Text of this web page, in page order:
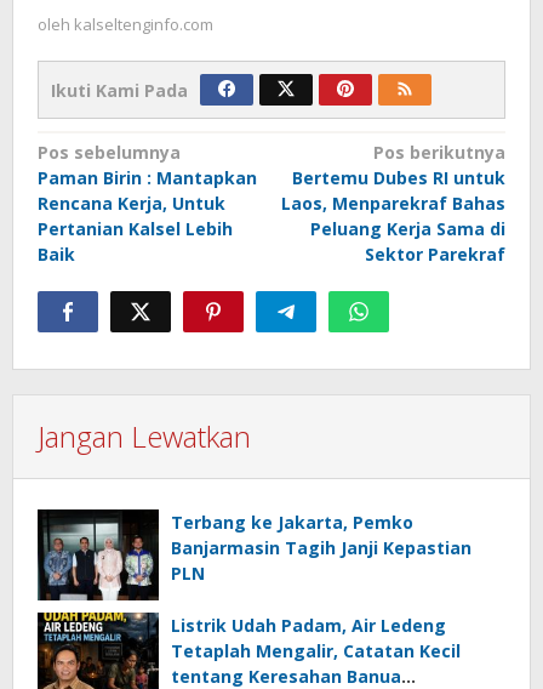
oleh kalseltenginfo.com
Ikuti Kami Pada
Navigasi
pos
Pos sebelumnya
Paman Birin : Mantapkan
Rencana Kerja, Untuk
Pertanian Kalsel Lebih
Baik
Pos berikutnya
Bertemu Dubes RI untuk
Laos, Menparekraf Bahas
Peluang Kerja Sama di
Sektor Parekraf
Jangan Lewatkan
Terbang ke Jakarta, Pemko
Banjarmasin Tagih Janji Kepastian
PLN
Listrik Udah Padam, Air Ledeng
Tetaplah Mengalir, Catatan Kecil
tentang Keresahan Banua